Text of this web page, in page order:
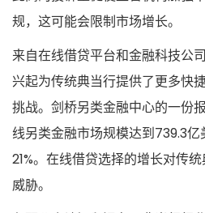
规，这可能会限制市场增长。
来自在线借贷平台和金融科技公
兴起为传统典当行提供了更多快
挑战。剑桥另类金融中心的一份
线另类金融市场规模达到739.3亿
21%。在线借贷选择的增长对传
威胁。